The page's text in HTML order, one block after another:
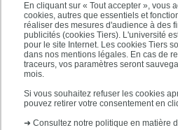
En cliquant sur « Tout accepter », vous
cookies, autres que essentiels et
réaliser des mesures d'audience à des
publicités (cookies Tiers). L'université
pour le site Internet. Les cookies Tiers
dans nos mentions légales. En cas de
traceurs, vos paramètres seront
mois.
Si vous souhaitez refuser les cookies
pouvez retirer votre consentement en
➜ Consultez notre politique en matière